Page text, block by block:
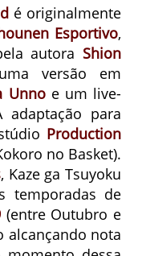
é originalmente
Esportivo,
autora Shion
versão em
Unnoe um live-
para
Production
no Basket).
, Kaze ga Tsuyoku
temporadas de
(entre Outubro e
alcançando nota